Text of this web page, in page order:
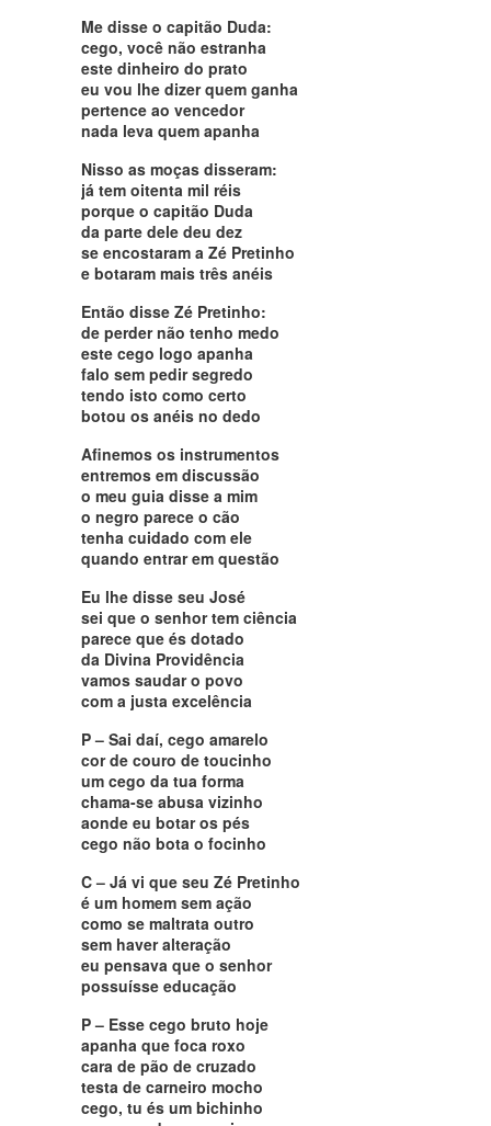
Me disse o capitão Duda:
cego, você não estranha
este dinheiro do prato
eu vou lhe dizer quem ganha
pertence ao vencedor
nada leva quem apanha
Nisso as moças disseram:
já tem oitenta mil réis
porque o capitão Duda
da parte dele deu dez
se encostaram a Zé Pretinho
e botaram mais três anéis
Então disse Zé Pretinho:
de perder não tenho medo
este cego logo apanha
falo sem pedir segredo
tendo isto como certo
botou os anéis no dedo
Afinemos os instrumentos
entremos em discussão
o meu guia disse a mim
o negro parece o cão
tenha cuidado com ele
quando entrar em questão
Eu lhe disse seu José
sei que o senhor tem ciência
parece que és dotado
da Divina Providência
vamos saudar o povo
com a justa excelência
P – Sai daí, cego amarelo
cor de couro de toucinho
um cego da tua forma
chama-se abusa vizinho
aonde eu botar os pés
cego não bota o focinho
C – Já vi que seu Zé Pretinho
é um homem sem ação
como se maltrata outro
sem haver alteração
eu pensava que o senhor
possuísse educação
P – Esse cego bruto hoje
apanha que foca roxo
cara de pão de cruzado
testa de carneiro mocho
cego, tu és um bichinho